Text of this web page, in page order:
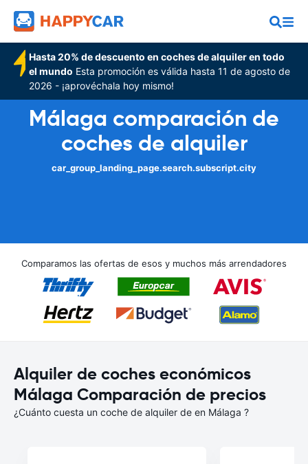
Hasta 20% de descuento en coches de alquiler en todo
el mundo Esta promoción es válida hasta 11 de agosto de
2026 - ¡aprovéchala hoy mismo!
Málaga comparación de
coches de alquiler
car_group_landing_page.search.subscript.city
Comparamos las ofertas de esos y muchos más arrendadores
Alquiler de coches económicos
Málaga Comparación de precios
¿Cuánto cuesta un coche de alquiler de en Málaga ?